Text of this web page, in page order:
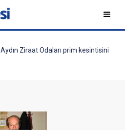
Aydın Ziraat Odaları prim kesintisini